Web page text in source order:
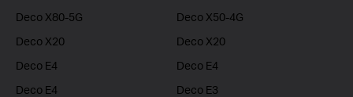
Deco X80-5G
Deco X50-4G
Deco X20
Deco X20
Deco E4
Deco E4
Deco E4
Deco E3